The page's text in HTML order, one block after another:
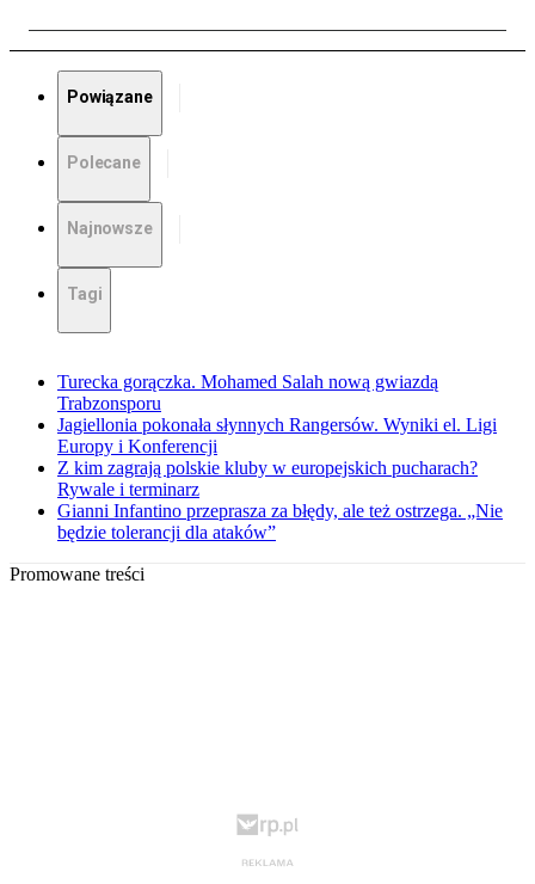
Powiązane
Polecane
Najnowsze
Tagi
Turecka gorączka. Mohamed Salah nową gwiazdą
Trabzonsporu
Jagiellonia pokonała słynnych Rangersów. Wyniki el. Ligi
Europy i Konferencji
Z kim zagrają polskie kluby w europejskich pucharach?
Rywale i terminarz
Gianni Infantino przeprasza za błędy, ale też ostrzega. „Nie
będzie tolerancji dla ataków”
Promowane treści